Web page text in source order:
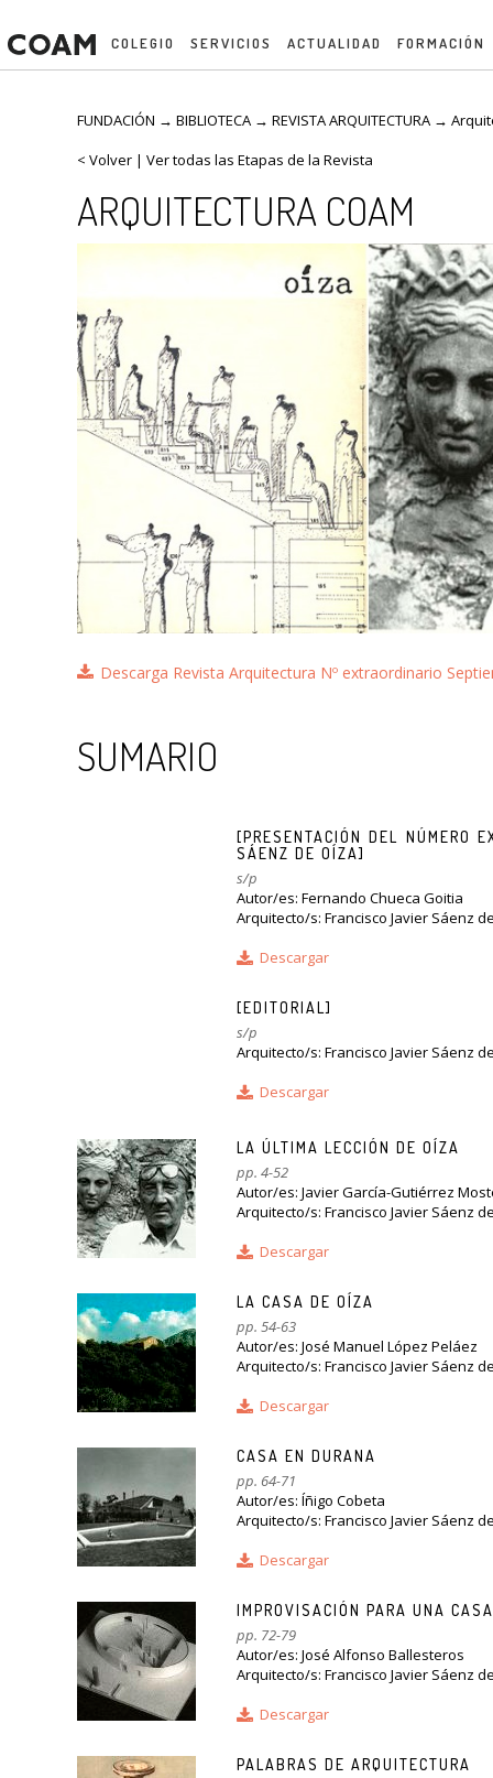
COLEGIO SERVICIOS ACTUALIDAD FORMACIÓN
FUNDACIÓN → BIBLIOTECA → REVISTA ARQUITECTURA →
< Volver | Ver todas las Etapas de la Revista
ARQUITECTURA COAM
Descarga Revista Arquitectura Nº extraordinario
SUMARIO
[PRESENTACIÓN DEL NÚMERO
SÁENZ DE OÍZA]
s/p
Autor/es: Fernando Chueca Goitia
Arquitecto/s: Francisco Javier Sáenz
Descargar
[EDITORIAL]
s/p
Arquitecto/s: Francisco Javier Sáenz
Descargar
LA ÚLTIMA LECCIÓN DE OÍZA
pp. 4-52
Autor/es: Javier García-Gutiérrez
Arquitecto/s: Francisco Javier Sáenz
Descargar
LA CASA DE OÍZA
pp. 54-63
Autor/es: José Manuel López Peláez
Arquitecto/s: Francisco Javier Sáenz
Descargar
CASA EN DURANA
pp. 64-71
Autor/es: Íñigo Cobeta
Arquitecto/s: Francisco Javier Sáenz
Descargar
IMPROVISACIÓN PARA UNA
pp. 72-79
Autor/es: José Alfonso Ballesteros
Arquitecto/s: Francisco Javier Sáenz
Descargar
PALABRAS DE ARQUITECTURA